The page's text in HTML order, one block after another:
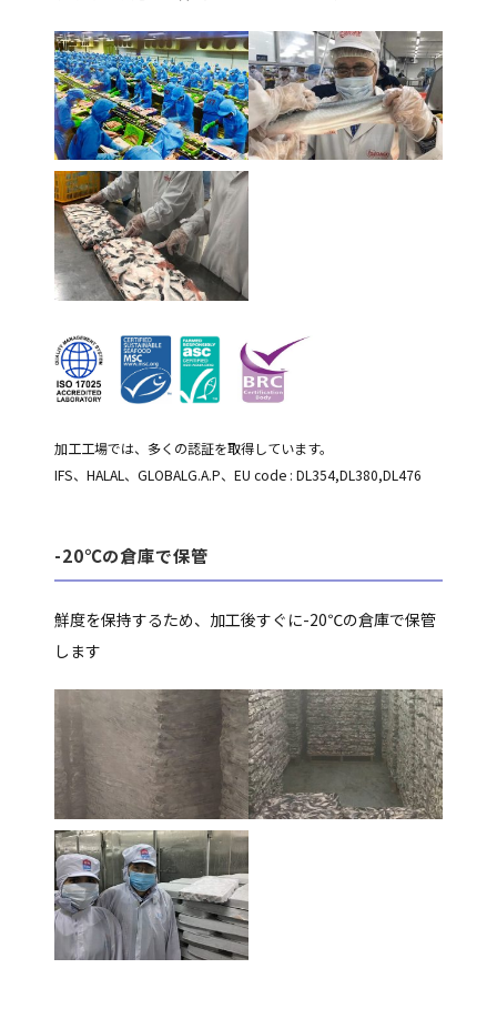
加工工場では、多くの認証を取得しています。
IFS、HALAL、GLOBALG.A.P、EU code : DL354,DL380,DL476
-20℃の倉庫で保管
鮮度を保持するため、加工後すぐに-20℃の倉庫で保管
します